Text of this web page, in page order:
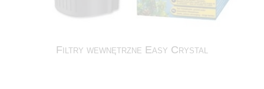
Filtry wewnętrzne Easy Crystal